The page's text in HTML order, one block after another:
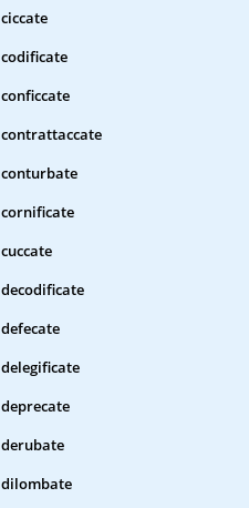
ciccate
codificate
conficcate
contrattaccate
conturbate
cornificate
cuccate
decodificate
defecate
delegificate
deprecate
derubate
dilombate